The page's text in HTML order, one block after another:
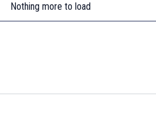
Nothing more to load